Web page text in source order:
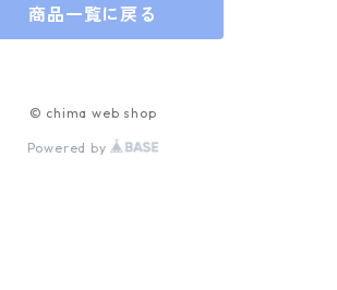
商品一覧に戻る
© chima web shop
Powered by